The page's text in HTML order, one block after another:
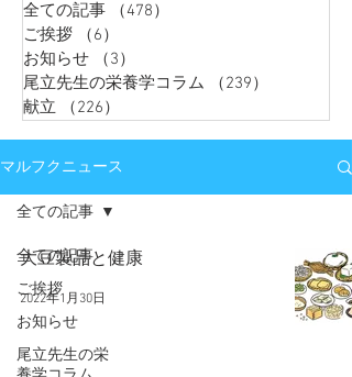
全ての記事 （478）
ご挨拶
（6）
お知らせ
（3）
尾立先生の栄養学コラム
（239）
献立
（226）
マルフクニュース
全ての記事
ご挨拶
お知らせ
尾立先生の栄
全ての記事
大豆製品と健康
2022年1月30日